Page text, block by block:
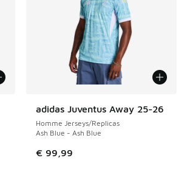
adidas Juventus Away 25-26
Homme Jerseys/Replicas
Ash Blue - Ash Blue
€ 99,99